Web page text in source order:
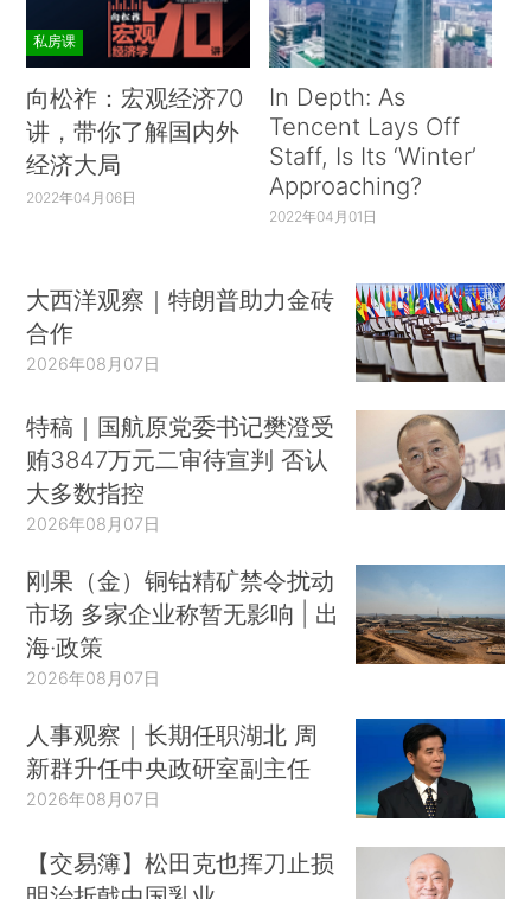
私房课
向松祚：宏观经济70
讲，带你了解国内外
经济大局
2022年04月06日
In Depth: As
Tencent Lays Off
Staff, Is Its ‘Winter’
Approaching?
2022年04月01日
大西洋观察｜特朗普助力金砖
合作
2026年08月07日
特稿｜国航原党委书记樊澄受
贿3847万元二审待宣判 否认
大多数指控
2026年08月07日
刚果（金）铜钴精矿禁令扰动
市场 多家企业称暂无影响 | 出
海·政策
2026年08月07日
人事观察｜长期任职湖北 周
新群升任中央政研室副主任
2026年08月07日
【交易簿】松田克也挥刀止损